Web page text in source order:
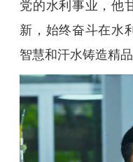
党的水利事业，他
新，始终奋斗在水
智慧和汗水铸造精